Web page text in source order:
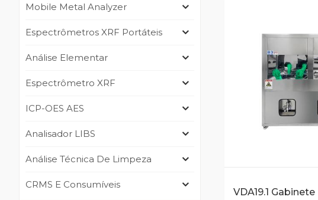
Mobile Metal Analyzer
Espectrômetros XRF Portáteis
Análise Elementar
Espectrômetro XRF
ICP-OES AES
Analisador LIBS
Análise Técnica De Limpeza
CRMS E Consumíveis
VDA19.1